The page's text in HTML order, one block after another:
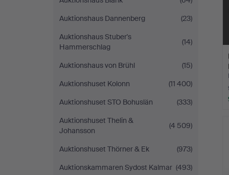
Auktionshaus Dannenberg
(23)
Auktionshaus Stuber's
Hammerschlag
(14)
Auktionshaus von Brühl
(15)
Auktionshuset Kolonn
(11 400)
Auktionshuset STO Bohuslän
(333)
Auktionshuset Thelin &
Johansson
(4 509)
Auktionshuset Thörner & Ek
(973)
Auktionskammaren Sydost Kalmar (493)